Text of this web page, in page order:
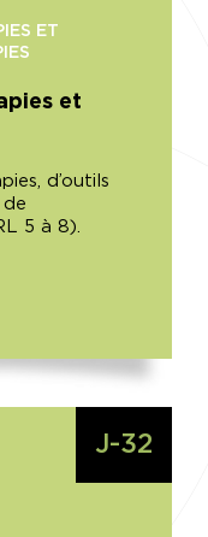
ET
et
d’outils
5 à 8).
J-32